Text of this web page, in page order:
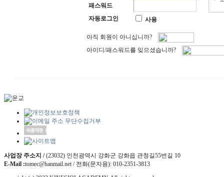
패스워드
자동로그인
사용
아직 회원이 아니십니까?
아이디/패스워드를 잊으셨습니까?
사업장 주소지 /(23032) 인천광역시 강화군 강화읍 관청길55번길 10
E-Mail :tomec@hanmail.net / 전화(문자용): 010-2351-3813